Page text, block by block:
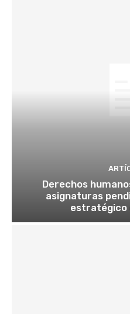
Derechos
asignaturas
estratégico